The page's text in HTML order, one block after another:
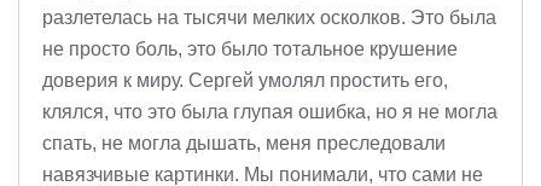
разлетелась на тысячи мелких осколков. Это была
не просто боль, это было тотальное крушение
доверия к миру. Сергей умолял простить его,
клялся, что это была глупая ошибка, но я не могла
спать, не могла дышать, меня преследовали
навязчивые картинки. Мы понимали, что сами не